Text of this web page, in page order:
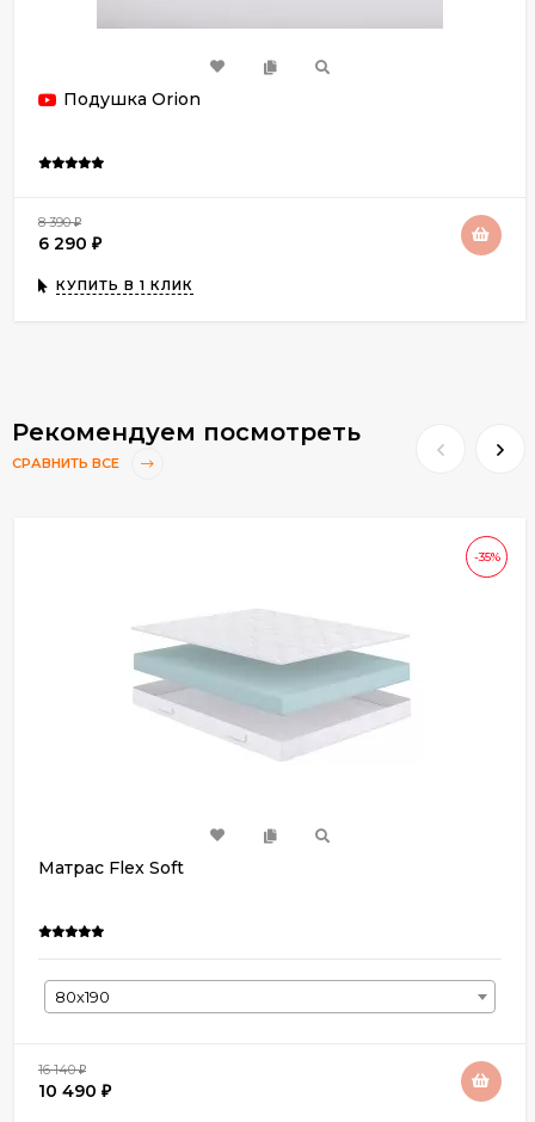
Подушка Orion
8 390₽
6 290 ₽
КУПИТЬ В 1 КЛИК
Рекомендуем посмотреть
СРАВНИТЬ ВСЕ
-35%
Матрас Flex Soft
80х190
16 140₽
10 490 ₽